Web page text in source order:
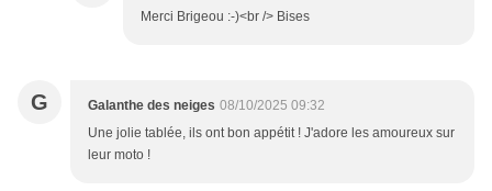
Merci Brigeou :-)<br /> Bises
G Galanthe des neiges 08/10/2025 09:32
Une jolie tablée, ils ont bon appétit ! J'adore les amoureux sur
leur moto !